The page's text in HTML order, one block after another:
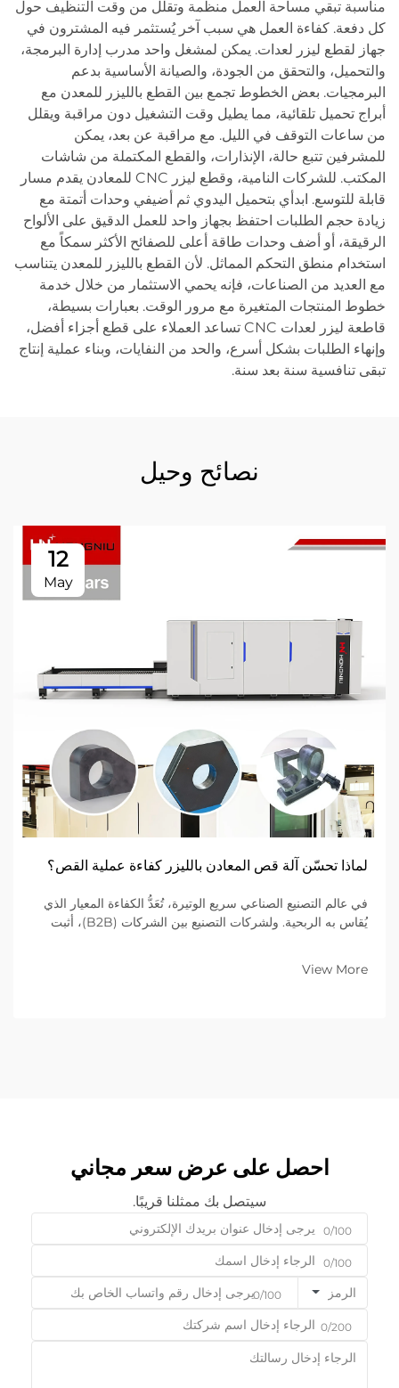
مناسبة تبقي مساحة العمل منظمة وتقلل من وقت التنظيف حول
كل دفعة. كفاءة العمل هي سبب آخر يُستثمر فيه المشترون في
جهاز لقطع ليزر لعدات. يمكن لمشغل واحد مدرب إدارة البرمجة،
والتحميل، والتحقق من الجودة، والصيانة الأساسية بدعم
البرمجيات. بعض الخطوط تجمع بين القطع بالليزر للمعدن مع
أبراج تحميل تلقائية، مما يطيل وقت التشغيل دون مراقبة ويقلل
من ساعات التوقف في الليل. مع مراقبة عن بعد، يمكن
للمشرفين تتبع حالة، الإنذارات، والقطع المكتملة من شاشات
المكتب. للشركات النامية، وقطع ليزر CNC للمعادن يقدم مسار
قابلة للتوسع. ابدأي بتحميل اليدوي ثم أضيفي وحدات أتمتة مع
زيادة حجم الطلبات احتفظ بجهاز واحد للعمل الدقيق على الألواح
الرقيقة، أو أضف وحدات طاقة أعلى للصفائح الأكثر سمكاً مع
استخدام منطق التحكم المماثل. لأن القطع بالليزر للمعدن يتناسب
مع العديد من الصناعات، فإنه يحمي الاستثمار من خلال خدمة
خطوط المنتجات المتغيرة مع مرور الوقت. بعبارات بسيطة،
قاطعة ليزر لعدات CNC تساعد العملاء على قطع أجزاء أفضل،
وإنهاء الطلبات بشكل أسرع، والحد من النفايات، وبناء عملية إنتاج
تبقى تنافسية سنة بعد سنة.
نصائح وحيل
12
May
لماذا تحسّن آلة قص المعادن بالليزر كفاءة عملية القص؟
في عالم التصنيع الصناعي سريع الوتيرة، تُعَدُّ الكفاءة المعيار الذي
يُقاس به الربحية. ولشركات التصنيع بين الشركات (B2B)، أثبت
View More
احصل على عرض سعر مجاني
سيتصل بك ممثلنا قريبًا.
0/100
0/100
الرمز 0/100
0/200